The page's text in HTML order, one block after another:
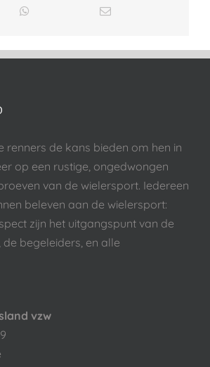
renners de kans bieden om hen in
op een rustige, ongedwongen
van de wielersport. Iedereen
beleven aan de wielersport:
zijn het uitgangspunt van de
de begeleiders, en alle
vzw